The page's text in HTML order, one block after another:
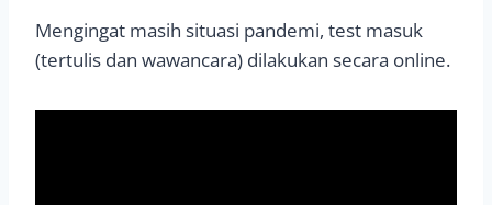
Mengingat masih situasi pandemi, test masuk
(tertulis dan wawancara) dilakukan secara online.